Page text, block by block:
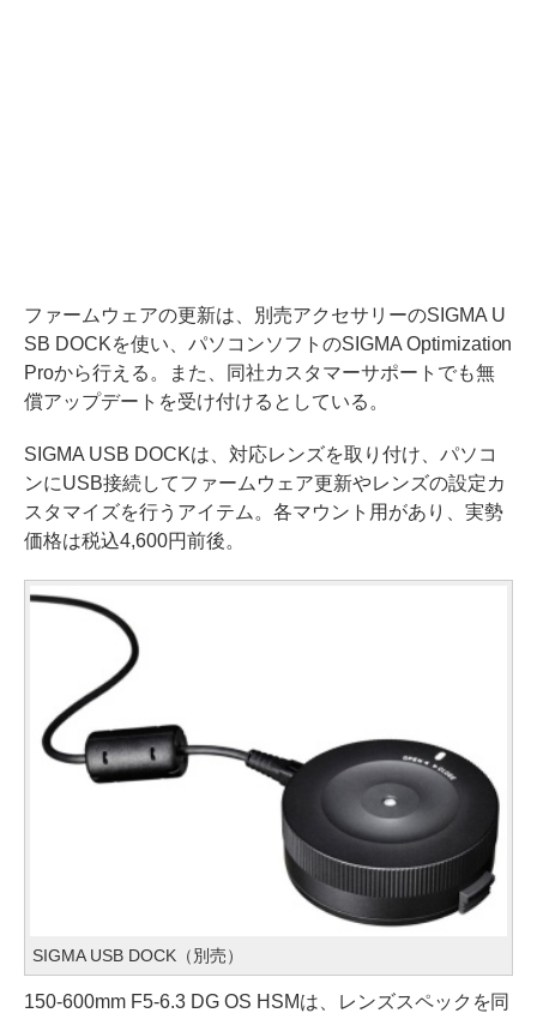
ファームウェアの更新は、別売アクセサリーのSIGMA U
SB DOCKを使い、パソコンソフトのSIGMA Optimization
Proから行える。また、同社カスタマーサポートでも無
償アップデートを受け付けるとしている。
SIGMA USB DOCKは、対応レンズを取り付け、パソコ
ンにUSB接続してファームウェア更新やレンズの設定カ
スタマイズを行うアイテム。各マウント用があり、実勢
価格は税込4,600円前後。
SIGMA USB DOCK（別売）
150-600mm F5-6.3 DG OS HSMは、レンズスペックを同